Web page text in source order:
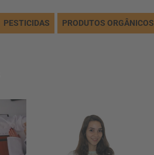
PESTICIDAS PRODUTOS ORGÂNICOS